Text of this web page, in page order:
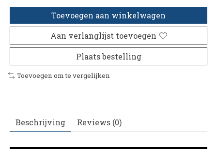
Toevoegen aan winkelwagen
Aan verlanglijst toevoegen
Plaats bestelling
Toevoegen om te vergelijken
Beschrijving Reviews (0)